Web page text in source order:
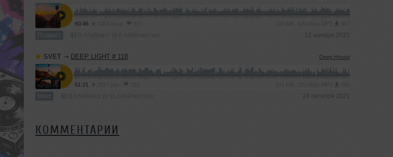
60:46
Подкаст 12 ноября 2021
SVET ➝ DEEP LIGHT # 118 Deep House
61:21
Микс 28 октября 2021
КОММЕНТАРИИ